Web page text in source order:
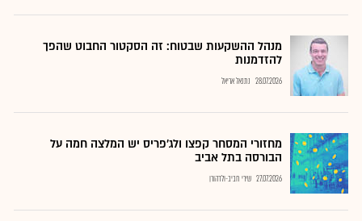
מנהל ההשקעות שבטוח: זה הסקטור החבוט שהפך
להזדמנות
28.07.2026 נתנאל אריאל
מחזורי המסחר קפצו ולג'פריס יש המלצה חמה על
הבורסה בתל אביב
27.07.2026 שירי חביב-ולדהורן